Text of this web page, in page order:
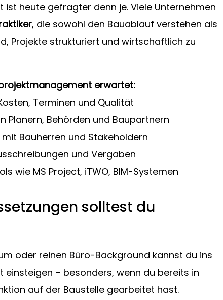
ist heute gefragter denn je. Viele Unternehmen
, die sowohl den Bauablauf verstehen als
Projekte strukturiert und wirtschaftlich zu
erwartet:
Terminen und Qualität
Planern, Behörden und Baupartnern
Bauherren und Stakeholdern
und Vergaben
wie MS Project, iTWO, BIM-Systemen
solltest du
oder reinen Büro-Background kannst du ins
einsteigen – besonders, wenn du bereits in
auf der Baustelle gearbeitet hast.